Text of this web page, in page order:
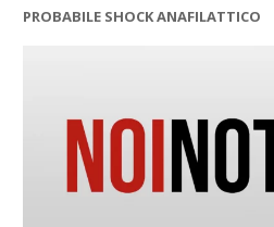
PROBABILE SHOCK ANAFILATTICO